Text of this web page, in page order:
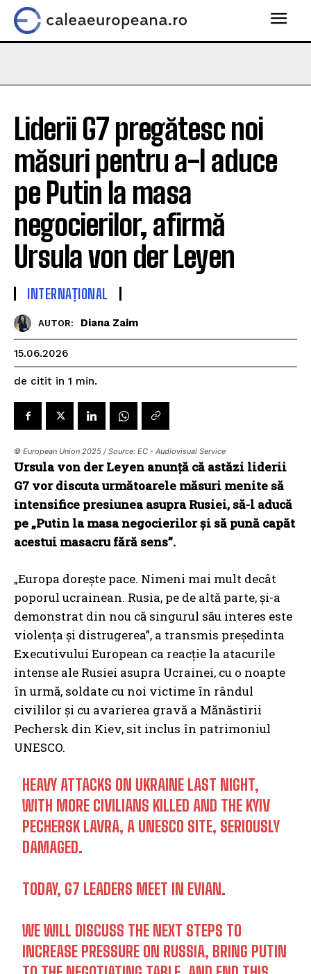
Liderii G7 pregătesc noi
măsuri pentru a-l aduce
pe Putin la masa
negocierilor, afirmă
Ursula von der Leyen
INTERNAȚIONAL
AUTOR: Diana Zaim
15.06.2026
de citit in 1 min.
© European Union 2025 / Source: EC - Audiovisual Service
Ursula von der Leyen anunță că astăzi liderii
G7 vor discuta următoarele măsuri menite să
intensifice presiunea asupra Rusiei, să-l aducă
pe „Putin la masa negocierilor și să pună capăt
acestui masacru fără sens”.
„Europa dorește pace. Nimeni mai mult decât
poporul ucrainean. Rusia, pe de altă parte, și-a
demonstrat din nou că singurul său interes este
violența și distrugerea”, a transmis președinta
Executivului European ca reacție la atacurile
intense ale Rusiei asupra Ucrainei, cu o noapte
în urmă, soldate cu noi victime în rândul
civililor și cu avarierea gravă a Mănăstirii
Pechersk din Kiev, sit inclus în patrimoniul
UNESCO.
HEAVY ATTACKS ON UKRAINE LAST NIGHT,
WITH MORE CIVILIANS KILLED AND THE KYIV
PECHERSK LAVRA, A UNESCO SITE, SERIOUSLY
DAMAGED.
TODAY, G7 LEADERS MEET IN EVIAN.
WE WILL DISCUSS THE NEXT STEPS TO
INCREASE PRESSURE ON RUSSIA, BRING PUTIN